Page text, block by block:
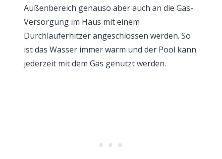
Außenbereich genauso aber auch an die Gas-
Versorgung im Haus mit einem
Durchlauferhitzer angeschlossen werden. So
ist das Wasser immer warm und der Pool kann
jederzeit mit dem Gas genutzt werden.